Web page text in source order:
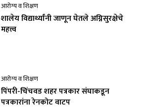
आरोग्य व शिक्षण
शालेय विद्यार्थ्यांनी जाणून घेतले अग्निसुरक्षेचे
महत्त्व
आरोग्य व शिक्षण
पिंपरी-चिंचवड शहर पत्रकार संघाकडून
पत्रकारांना रेनकोट वाटप